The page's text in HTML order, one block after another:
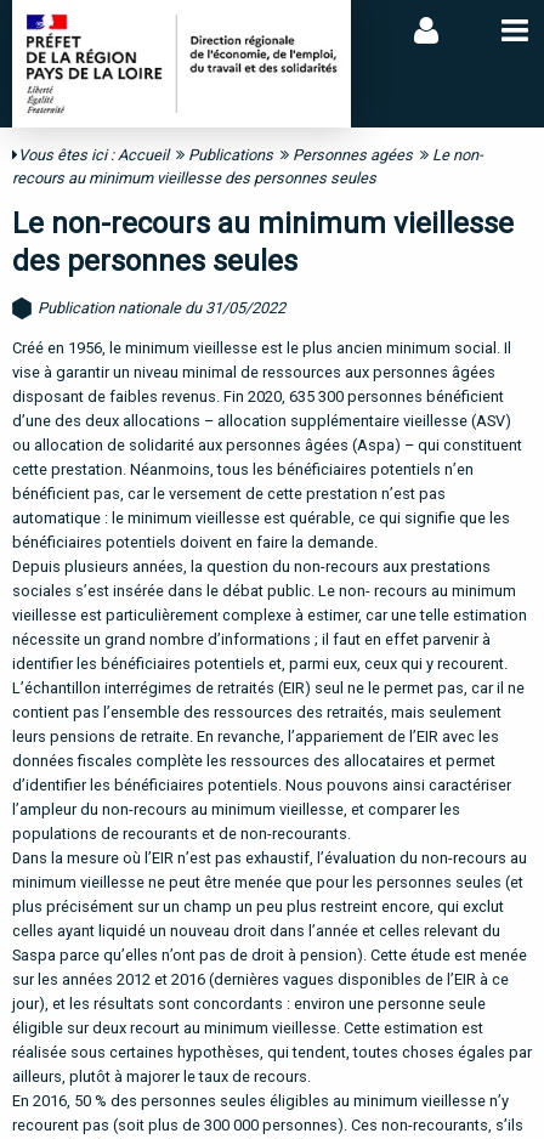
Vous êtes ici :Accueil Publications Personnes agées
Le non-
recours au minimum vieillesse des personnes seules
Le non-recours au minimum vieillesse
des personnes seules
Publication nationale du 31/05/2022
Créé en 1956, le minimum vieillesse est le plus ancien minimum social. Il
vise à garantir un niveau minimal de ressources aux personnes âgées
disposant de faibles revenus. Fin 2020, 635 300 personnes bénéficient
d’une des deux allocations – allocation supplémentaire vieillesse (ASV)
ou allocation de solidarité aux personnes âgées (Aspa) – qui constituent
cette prestation. Néanmoins, tous les bénéficiaires potentiels n’en
bénéficient pas, car le versement de cette prestation n’est pas
automatique : le minimum vieillesse est quérable, ce qui signifie que les
bénéficiaires potentiels doivent en faire la demande.
Depuis plusieurs années, la question du non-recours aux prestations
sociales s’est insérée dans le débat public. Le non- recours au minimum
vieillesse est particulièrement complexe à estimer, car une telle estimation
nécessite un grand nombre d’informations ; il faut en effet parvenir à
identifier les bénéficiaires potentiels et, parmi eux, ceux qui y recourent.
L’échantillon interrégimes de retraités (EIR) seul ne le permet pas, car il ne
contient pas l’ensemble des ressources des retraités, mais seulement
leurs pensions de retraite. En revanche, l’appariement de l’EIR avec les
données fiscales complète les ressources des allocataires et permet
d’identifier les bénéficiaires potentiels. Nous pouvons ainsi caractériser
l’ampleur du non-recours au minimum vieillesse, et comparer les
populations de recourants et de non-recourants.
Dans la mesure où l’EIR n’est pas exhaustif, l’évaluation du non-recours au
minimum vieillesse ne peut être menée que pour les personnes seules (et
plus précisément sur un champ un peu plus restreint encore, qui exclut
celles ayant liquidé un nouveau droit dans l’année et celles relevant du
Saspa parce qu’elles n’ont pas de droit à pension). Cette étude est menée
sur les années 2012 et 2016 (dernières vagues disponibles de l’EIR à ce
jour), et les résultats sont concordants : environ une personne seule
éligible sur deux recourt au minimum vieillesse. Cette estimation est
réalisée sous certaines hypothèses, quitendent, toutes choses égales par
ailleurs, plutôt à majorer le taux de recours.
En 2016, 50 % des personnes seules éligibles au minimum vieillesse n’y
recourent pas (soit plus de 300 000 personnes). Ces non-recourants, s’ils